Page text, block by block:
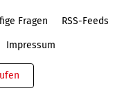
Fragen RSS-Feeds
Impressum